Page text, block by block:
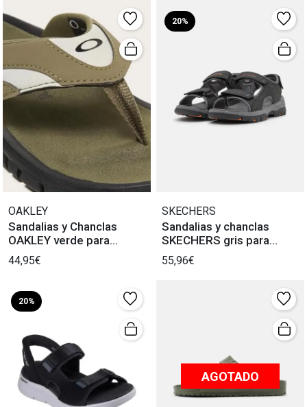
OAKLEY
Sandalias y Chanclas
OAKLEY verde para
Hombre.
44,95€
20%
SKECHERS
Sandalias y chanclas
SKECHERS gris para
hombre. (50 caracteres)
55,96€
20%
AGOTADO